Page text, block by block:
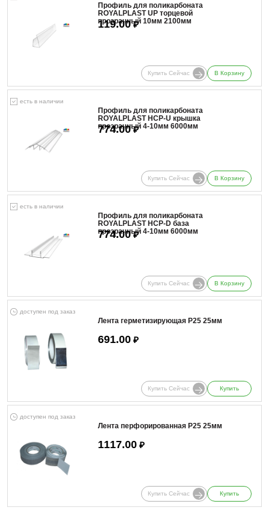
Профиль для поликарбоната
ROYALPLAST UP торцевой
прозрачный 10мм 2100мм
119.00₽
Купить Сейчас В Корзину
есть в наличии
Профиль для поликарбоната
ROYALPLAST HCP-U крышка
прозрачный 4-10мм 6000мм
774.00₽
Купить Сейчас В Корзину
есть в наличии
Профиль для поликарбоната
ROYALPLAST HCP-D база
прозрачный 4-10мм 6000мм
774.00₽
Купить Сейчас В Корзину
доступен под заказ
Лента герметизирующая Р25 25мм
691.00 ₽
Купить Сейчас Купить
доступен под заказ
Лента перфорированная Р25 25мм
1117.00 ₽
Купить Сейчас Купить